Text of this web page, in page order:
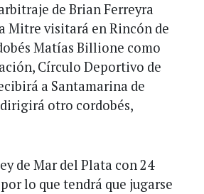
de Brian Ferreyra
Mitre visitará en Rincón de
Matías Billione como
Círculo Deportivo de
a Santamarina de
otro cordobés,
de Mar del Plata con 24
lo que tendrá que jugarse